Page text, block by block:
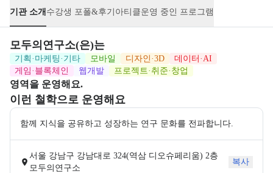
기관 소개 수강생 포폴&후기 아티클운영 중인 프로그램
모두의연구소(은)는
기획·마케팅·기타 모바일 디자인·3D
데이터·AI
게임·블록체인
웹개발 프로젝트·취준·창업
영역을 운영해요.
이런 철학으로 운영해요
함께 지식을 공유하고 성장하는 연구 문화를 전파합니다.
서울 강남구 강남대로 324(역삼 디오슈페리움) 2층
모두의연구소
복사